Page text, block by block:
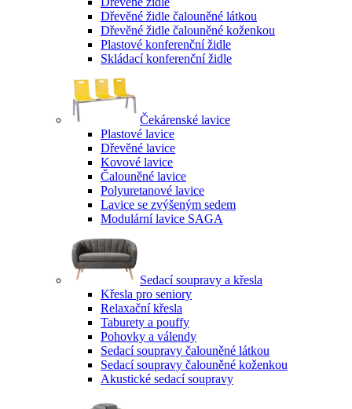
Dřevěné židle čalouněné látkou
Dřevěné židle čalouněné koženkou
Plastové konferenční židle
Skládací konferenční židle
Čekárenské lavice
Plastové lavice
Dřevěné lavice
Kovové lavice
Čalouněné lavice
Polyuretanové lavice
Lavice se zvýšeným sedem
Modulární lavice SAGA
Sedací soupravy a křesla
Křesla pro seniory
Relaxační křesla
Taburety a pouffy
Pohovky a válendy
Sedací soupravy čalouněné látkou
Sedací soupravy čalouněné koženkou
Akustické sedací soupravy